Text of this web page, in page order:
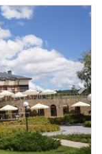
Next